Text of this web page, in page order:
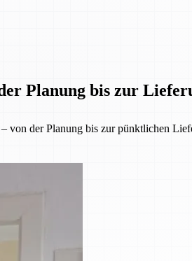
Planung bis zur
von der Planung bis zur pünktlichen